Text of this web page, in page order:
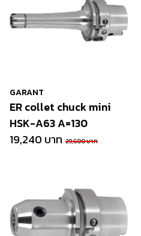
GARANT
ER collet chuck mini
HSK-A63 A=130
19,240 บาท 29,600 บาท